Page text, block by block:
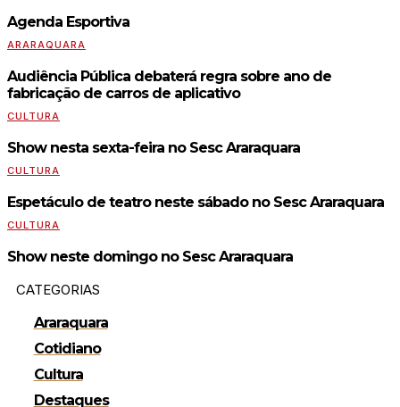
Agenda Esportiva
ARARAQUARA
Audiência Pública debaterá regra sobre ano de
fabricação de carros de aplicativo
CULTURA
Show nesta sexta-feira no Sesc Araraquara
CULTURA
Espetáculo de teatro neste sábado no Sesc Araraquara
CULTURA
Show neste domingo no Sesc Araraquara
CATEGORIAS
Araraquara
Cotidiano
Cultura
Destaques